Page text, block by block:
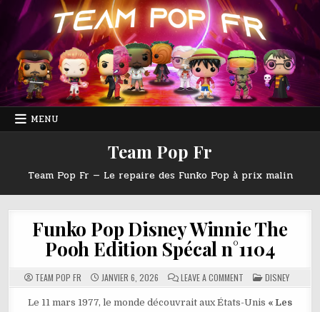
content
MENU
Team Pop Fr
Team Pop Fr — Le repaire des Funko Pop à prix malin
Funko Pop Disney Winnie The
Pooh Edition Spécal n°1104
TEAM POP FR JANVIER 6, 2026 LEAVE A COMMENTON
FUNKO
DISNEY
POSTED
IN
DISNEY
Le 11 mars 1977, le monde découvrait aux États-Unis « Les